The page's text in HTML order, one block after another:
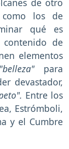
los de
qué es
de
elementos
"belleza" para
devastador,
Entre los
Estrómboli,
y el Cumbre